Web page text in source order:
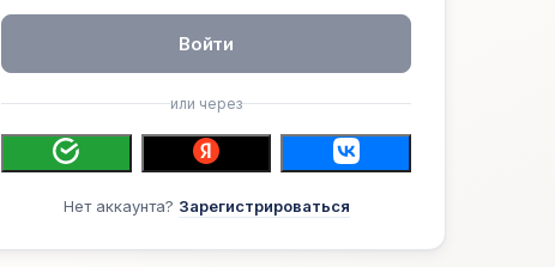
Войти
или через
Нет аккаунта? Зарегистрироваться